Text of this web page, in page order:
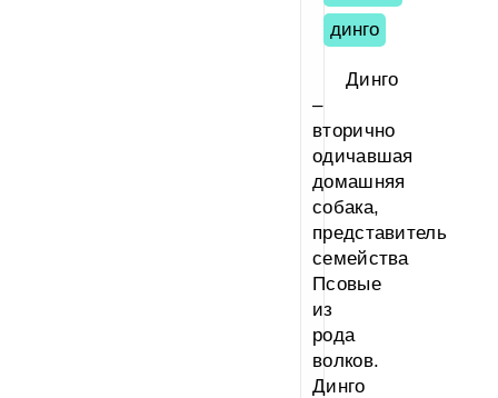
динго
Динго
–
вторично
одичавшая
домашняя
собака,
представитель
семейства
Псовые
из
рода
волков.
Динго